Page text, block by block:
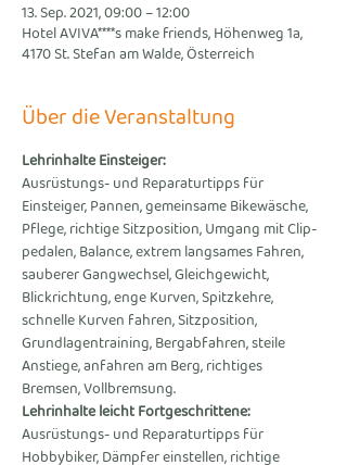
13. Sep. 2021, 09:00 – 12:00
Hotel AVIVA****s make friends, Höhenweg 1a,
4170 St. Stefan am Walde, Österreich
Über die Veranstaltung
Lehrinhalte Einsteiger:
Ausrüstungs- und Reparaturtipps für
Einsteiger, Pannen, gemeinsame Bikewäsche,
Pflege, richtige Sitzposition, Umgang mit Clip-
pedalen, Balance, extrem langsames Fahren,
sauberer Gangwechsel, Gleichgewicht,
Blickrichtung, enge Kurven, Spitzkehre,
schnelle Kurven fahren, Sitzposition,
Grundlagentraining, Bergabfahren, steile
Anstiege, anfahren am Berg, richtiges
Bremsen, Vollbremsung.
Lehrinhalte leicht Fortgeschrittene:
Ausrüstungs- und Reparaturtipps für
Hobbybiker, Dämpfer einstellen, richtige